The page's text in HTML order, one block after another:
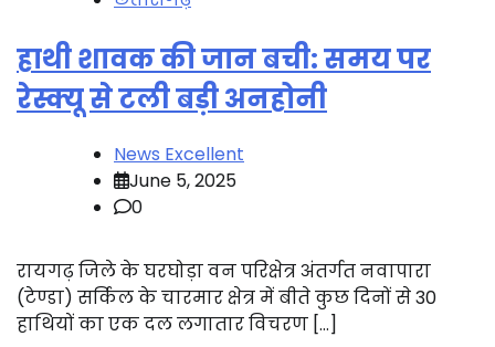
हाथी शावक की जान बची: समय पर
रेस्क्यू से टली बड़ी अनहोनी
News Excellent
June 5, 2025
0
रायगढ़ जिले के घरघोड़ा वन परिक्षेत्र अंतर्गत नवापारा
(टेण्डा) सर्किल के चारमार क्षेत्र में बीते कुछ दिनों से 30
हाथियों का एक दल लगातार विचरण […]